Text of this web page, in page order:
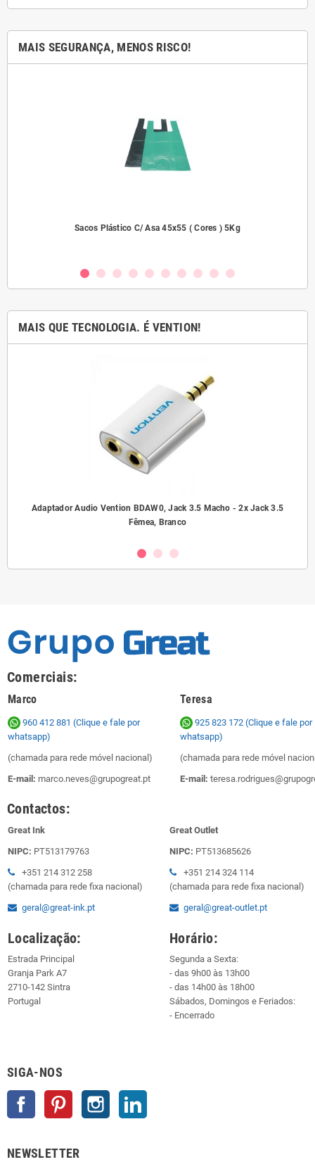
MAIS SEGURANÇA, MENOS RISCO!
Sacos Plástico C/ Asa 45x55 ( Cores ) 5Kg
MAIS QUE TECNOLOGIA. É VENTION!
Adaptador Audio Vention BDAW0, Jack 3.5 Macho - 2x Jack 3.5
Fêmea, Branco
Comerciais:
Marco Teresa
960 412 881 (Clique e fale por
whatsapp)
(chamada para rede móvel nacional)
E-mail: marco.neves@grupogreat.pt
925 823 172 (Clique e fale por
whatsapp)
(chamada para rede móvel
E-mail:
Contactos:
Great Ink
NIPC: PT513179763
+351 214 312 258
(chamada para rede fixa nacional)
geral@great-ink.pt
Great Outlet
NIPC: PT513685626
+351 214 324 114
(chamada para rede fixa nacional)
geral@great-outlet.pt
Localização:
Estrada Principal
Granja Park A7
2710-142 Sintra
Portugal
Horário:
Segunda a Sexta:
- das 9h00 às 13h00
- das 14h00 às 18h00
Sábados, Domingos e Feriados:
- Encerrado
SIGA-NOS
Facebook Pinterest Instagram
NEWSLETTER